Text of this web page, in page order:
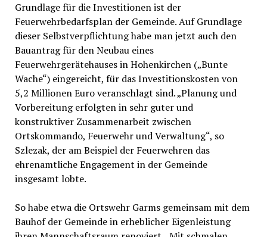
Grundlage für die Investitionen ist der
Feuerwehrbedarfsplan der Gemeinde. Auf Grundlage
dieser Selbstverpflichtung habe man jetzt auch den
Bauantrag für den Neubau eines
Feuerwehrgerätehauses in Hohenkirchen („Bunte
Wache“) eingereicht, für das Investitionskosten von
5,2 Millionen Euro veranschlagt sind. „Planung und
Vorbereitung erfolgten in sehr guter und
konstruktiver Zusammenarbeit zwischen
Ortskommando, Feuerwehr und Verwaltung“, so
Szlezak, der am Beispiel der Feuerwehren das
ehrenamtliche Engagement in der Gemeinde
insgesamt lobte.
So habe etwa die Ortswehr Garms gemeinsam mit dem
Bauhof der Gemeinde in erheblicher Eigenleistung